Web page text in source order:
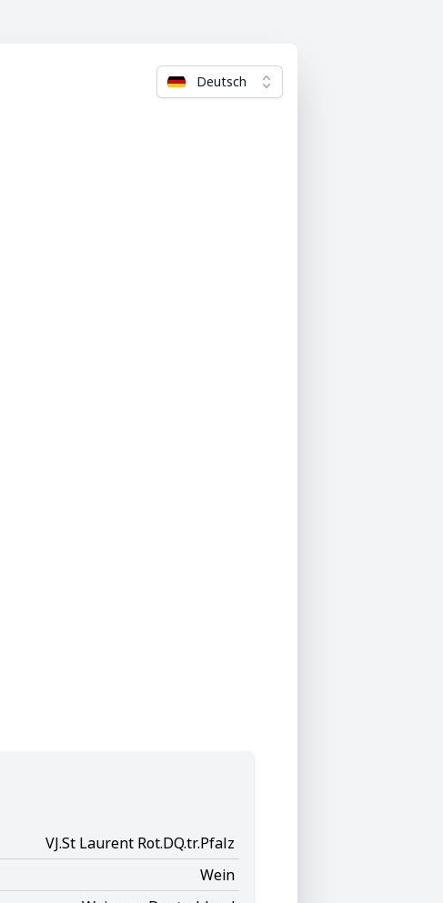
Deutsch
VJ.St Laurent Rot.DQ.tr.Pfalz
Wein